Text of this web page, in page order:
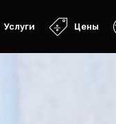
Услуги Цены